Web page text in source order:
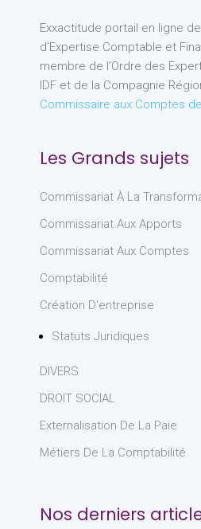
Exxactitude portail en ligne
d’Expertise Comptable et
membre de l’Ordre des
IDF et de la Compagnie
Commissaire aux Comptes
Les Grands sujets
Commissariat À La
Commissariat Aux Apports
Commissariat Aux Comptes
Comptabilité
Création D'entreprise
Statuts Juridiques
DIVERS
DROIT SOCIAL
Externalisation De La Paie
Métiers De La Comptabilité
Nos derniers